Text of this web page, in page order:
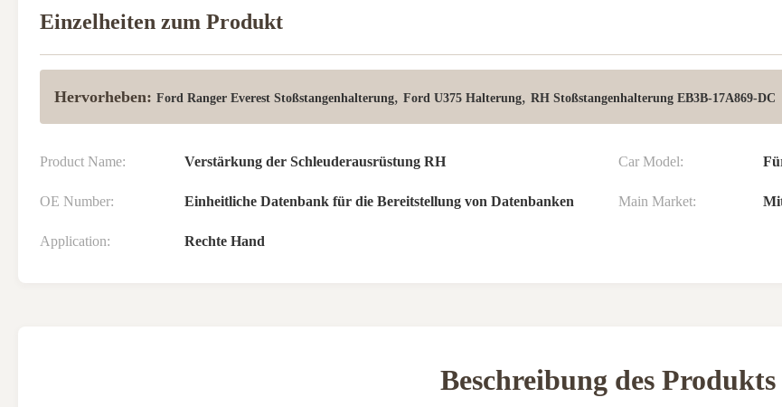
Einzelheiten zum Produkt
Hervorheben: Ford Ranger Everest Stoßstangenhalterung, Ford U375 Halterung, RH Stoßstangenhalterung EB3B-17A869-DC
Product Name: Verstärkung der Schleuderausrüstung RH Car Model:
OE Number: Einheitliche Datenbank für die Bereitstellung von Datenbanken Main Market:
Application: Rechte Hand
Beschreibung des Produkts